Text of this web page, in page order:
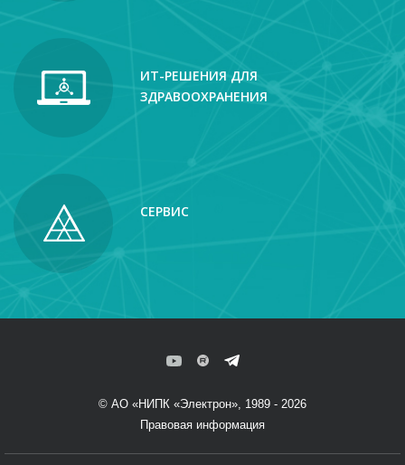
ИТ-РЕШЕНИЯ ДЛЯ
ЗДРАВООХРАНЕНИЯ
СЕРВИС
© АО «НИПК «Электрон», 1989 - 2026
Правовая информация